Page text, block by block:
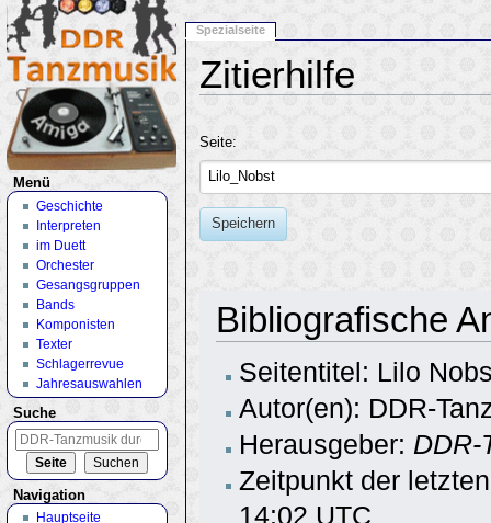
Zitierhilfe
Seite:
Speichern
Bibliografische
Seitentitel: Lilo
Autor(en): DDR-
Herausgeber:
Zeitpunkt der
14:02 UTC
Spezialseite
Menü
Geschichte
Interpreten
im Duett
Orchester
Gesangsgruppen
Bands
Komponisten
Texter
Schlagerrevue
Jahresauswahlen
Suche
Navigation
Hauptseite